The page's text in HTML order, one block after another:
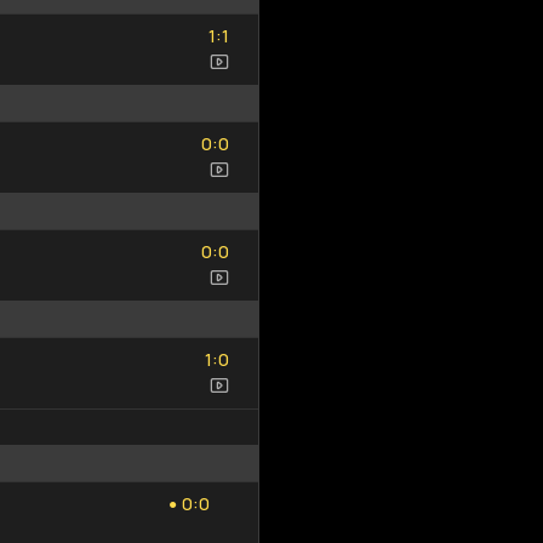
1
1:
1
1
0
0:
0
0
0
0:
0
0
1
1:
0
0
●
0
0:
0
0